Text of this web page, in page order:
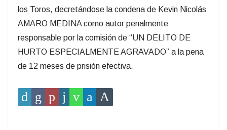
los Toros, decretándose la condena de Kevin Nicolás
AMARO MEDINA como autor penalmente
responsable por la comisión de “UN DELITO DE
HURTO ESPECIALMENTE AGRAVADO” a la pena
de 12 meses de prisión efectiva.